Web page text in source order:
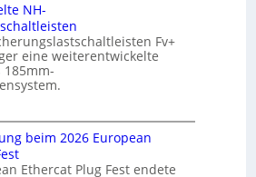
NH-
Fv+
eine weiterentwickelte
185mm-
beim 2026 European
Ethercat Plug Fest endete